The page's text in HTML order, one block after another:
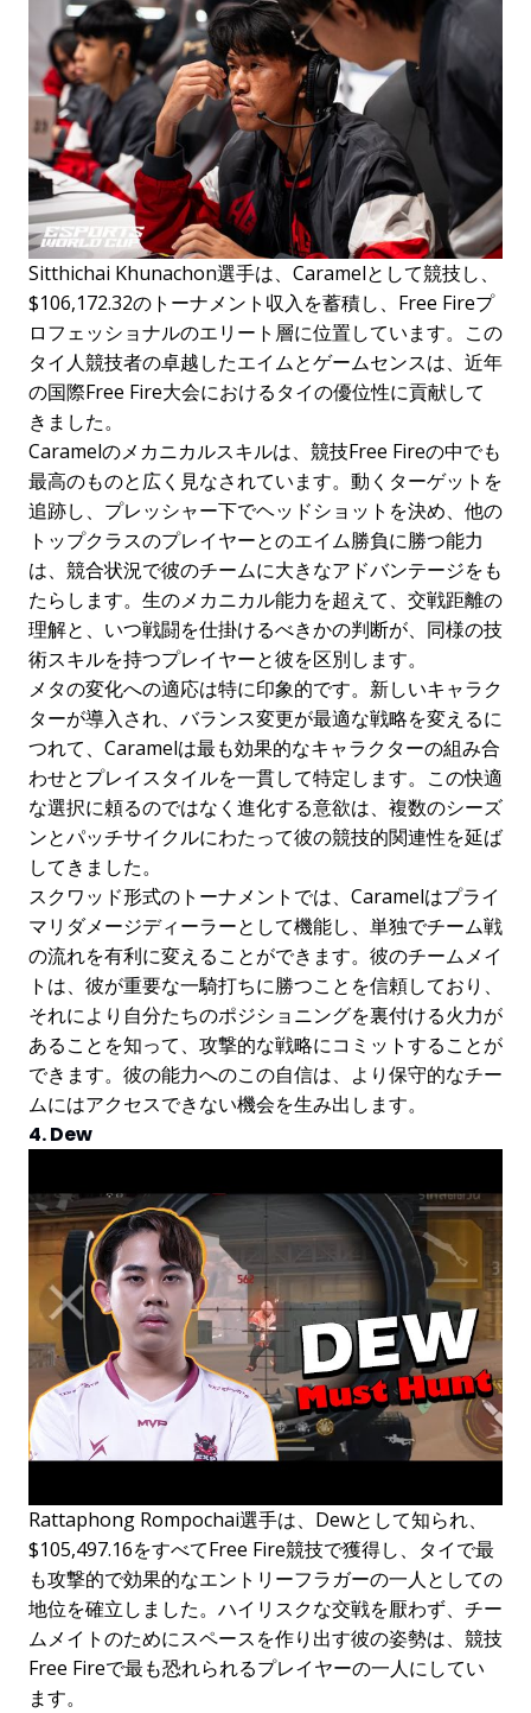
Sitthichai Khunachon選手は、Caramelとして競技し、
$106,172.32のトーナメント収入を蓄積し、Free Fireプ
ロフェッショナルのエリート層に位置しています。この
タイ人競技者の卓越したエイムとゲームセンスは、近年
の国際Free Fire大会におけるタイの優位性に貢献して
きました。
Caramelのメカニカルスキルは、競技Free Fireの中でも
最高のものと広く見なされています。動くターゲットを
追跡し、プレッシャー下でヘッドショットを決め、他の
トップクラスのプレイヤーとのエイム勝負に勝つ能力
は、競合状況で彼のチームに大きなアドバンテージをも
たらします。生のメカニカル能力を超えて、交戦距離の
理解と、いつ戦闘を仕掛けるべきかの判断が、同様の技
術スキルを持つプレイヤーと彼を区別します。
メタの変化への適応は特に印象的です。新しいキャラク
ターが導入され、バランス変更が最適な戦略を変えるに
つれて、Caramelは最も効果的なキャラクターの組み合
わせとプレイスタイルを一貫して特定します。この快適
な選択に頼るのではなく進化する意欲は、複数のシーズ
ンとパッチサイクルにわたって彼の競技的関連性を延ば
してきました。
スクワッド形式のトーナメントでは、Caramelはプライ
マリダメージディーラーとして機能し、単独でチーム戦
の流れを有利に変えることができます。彼のチームメイ
トは、彼が重要な一騎打ちに勝つことを信頼しており、
それにより自分たちのポジショニングを裏付ける火力が
あることを知って、攻撃的な戦略にコミットすることが
できます。彼の能力へのこの自信は、より保守的なチー
ムにはアクセスできない機会を生み出します。
4. Dew
Rattaphong Rompochai選手は、Dewとして知られ、
$105,497.16をすべてFree Fire競技で獲得し、タイで最
も攻撃的で効果的なエントリーフラガーの一人としての
地位を確立しました。ハイリスクな交戦を厭わず、チー
ムメイトのためにスペースを作り出す彼の姿勢は、競技
Free Fireで最も恐れられるプレイヤーの一人にしてい
ます。